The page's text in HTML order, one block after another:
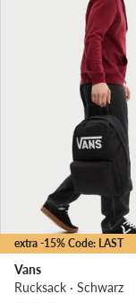
extra -15% Code: LAST
Vans
Rucksack · Schwarz